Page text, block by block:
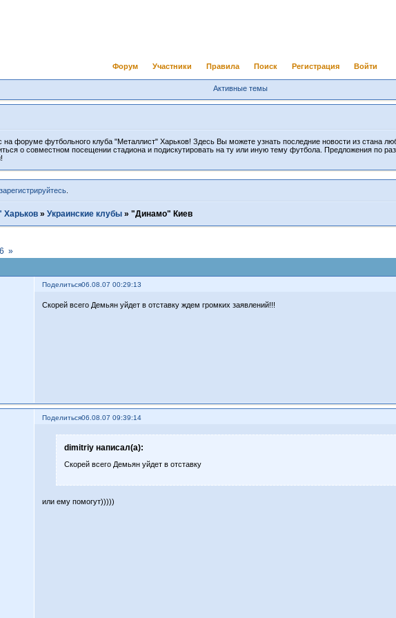
Форум Участники Правила Поиск Регистрация Войти
Активные темы
форуме футбольного клуба "Металлист" Харьков! Здесь Вы можете узнать последние новости из стана
о совместном посещении стадиона и подискутировать на ту или иную тему футбола. Предложения по
зарегистрируйтесь.
»Украинские клубы »"Динамо" Киев
»
Поделиться06.08.07 00:29:13
Скорей всего Демьян уйдет в отставку ждем громких заявлений!!!
Поделиться06.08.07 09:39:14
dimitriy написал(а):
Скорей всего Демьян уйдет в отставку
или ему помогут)))))